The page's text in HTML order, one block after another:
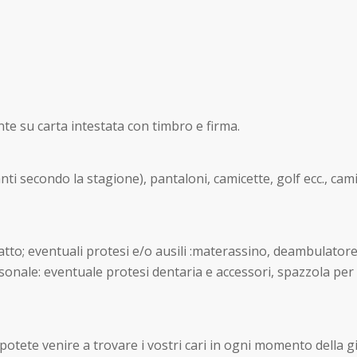
su carta intestata con timbro e firma.
secondo la stagione), pantaloni, camicette, golf ecc.,
eventuali protesi e/o ausili :materassino,
eventuale protesi dentaria e accessori, spazzola
potete venire a trovare i vostri cari in ogni momento